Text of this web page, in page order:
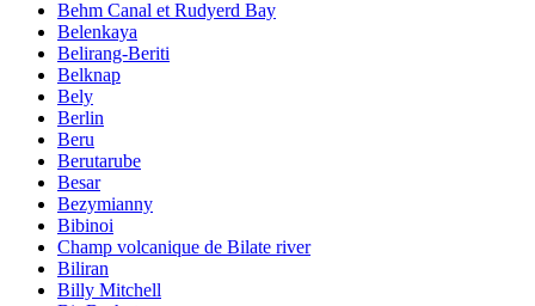
Behm Canal et Rudyerd Bay
Belenkaya
Belirang-Beriti
Belknap
Bely
Berlin
Beru
Berutarube
Besar
Bezymianny
Bibinoi
Champ volcanique de Bilate river
Biliran
Billy Mitchell